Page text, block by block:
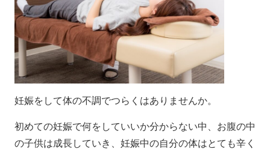
妊娠をして体の不調でつらくはありませんか。
初めての妊娠で何をしていいか分からない中、お腹の中
の子供は成長していき、妊娠中の自分の体はとても辛く